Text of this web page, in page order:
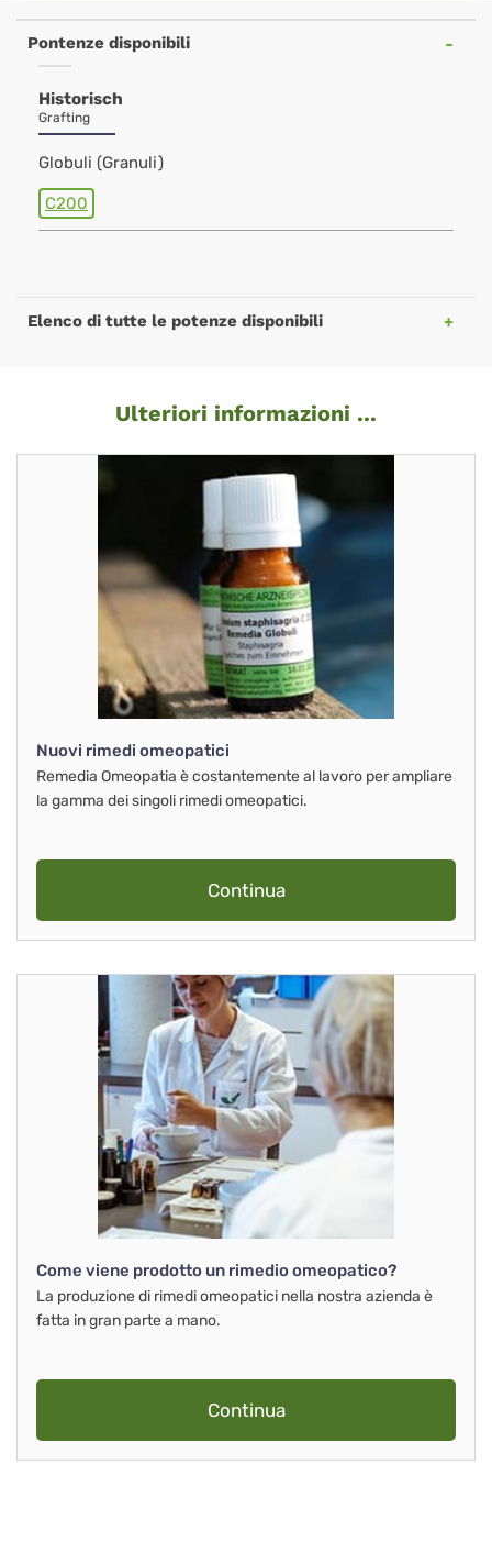
Pontenze disponibili
Historisch
Grafting
Globuli (Granuli)
C200
Elenco di tutte le potenze disponibili
Ulteriori informazioni ...
Nuovi rimedi omeopatici
Remedia Omeopatia è costantemente al lavoro per ampliare
la gamma dei singoli rimedi omeopatici.
Continua
Come viene prodotto un rimedio omeopatico?
La produzione di rimedi omeopatici nella nostra azienda è
fatta in gran parte a mano.
Continua